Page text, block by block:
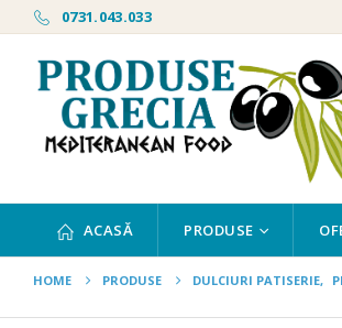
0731.043.033
ACASĂ PRODUSE
HOME PRODUSE DULCIURI PATISERIE,